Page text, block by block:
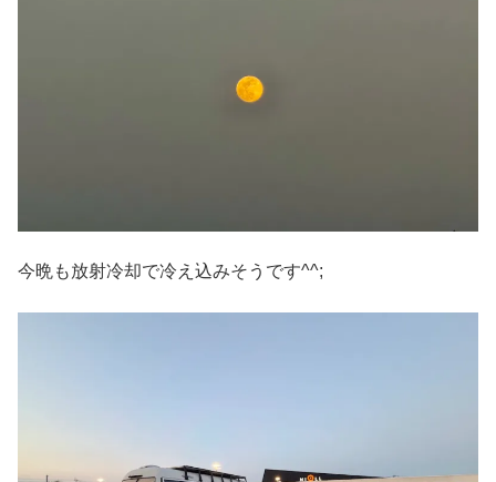
今晩も放射冷却で冷え込みそうです^^;